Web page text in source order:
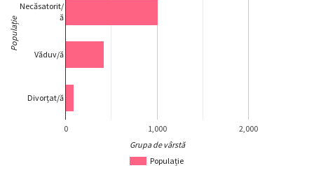
Populație
0 1,000 2,000
Necăsatorit/
ă
Văduv/ă
Divorțat/ă
Grupa de vârstă
Populație